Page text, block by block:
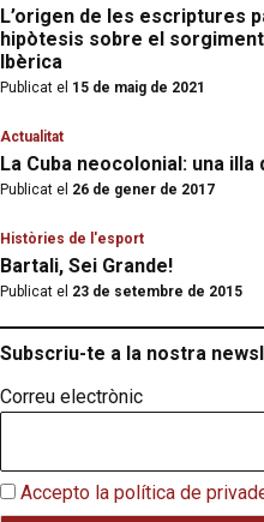
L’origen de les escriptures
hipòtesis sobre el
Ibèrica
Publicat el 15 de maig de 2021
Actualitat
La Cuba neocolonial: una
Publicat el 26 de gener de 2017
Històries de l'esport
Bartali, Sei Grande!
Publicat el 23 de setembre de 2015
Subscriu-te a la nostra
Correu electrònic
Accepto la política de